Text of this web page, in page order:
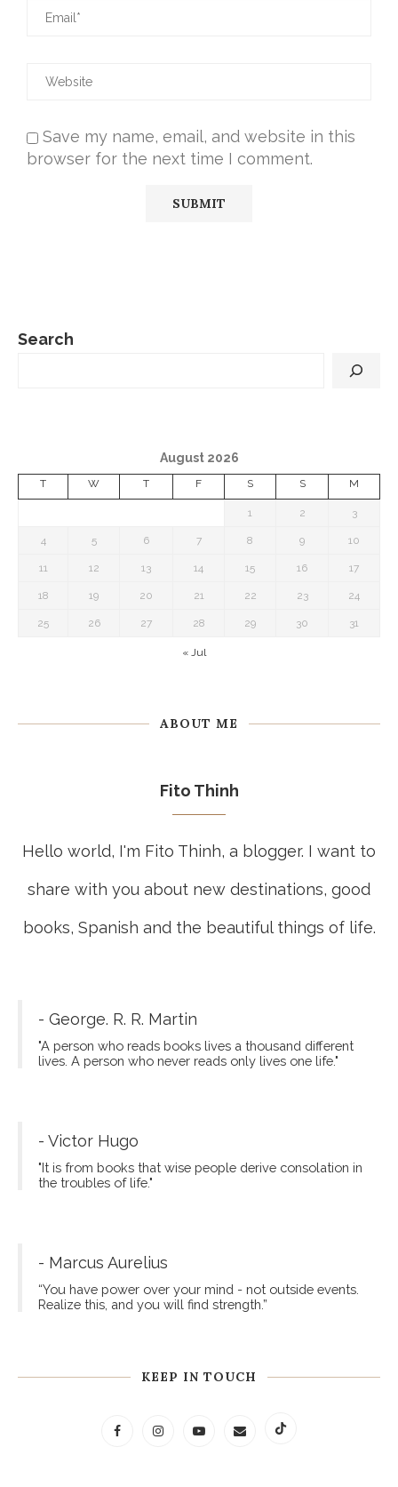
Save my name, email, and website in this
browser for the next time I comment.
Search
August 2026
T W T F S S M
1 2 3
4 5 6 7 8 9 10
11 12 13 14 15 16 17
18 19 20 21 22 23 24
25 26 27 28 29 30 31
« Jul
ABOUT ME
books, Spanish and the beautiful things of life.
- George. R. R. Martin
lives. A person who never reads only lives one life."